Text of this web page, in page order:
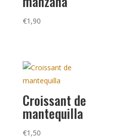
€1,90
Croissant de
mantequilla
€1,50